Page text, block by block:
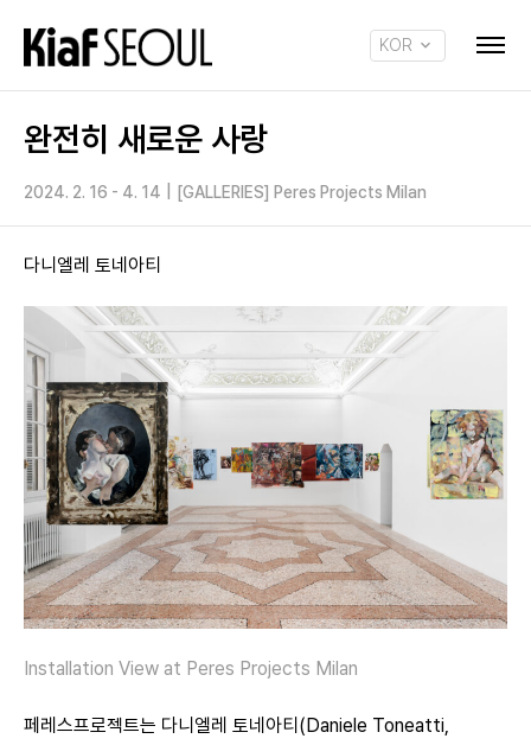
KOR
완전히 새로운 사랑
2024. 2. 16 - 4. 14 [GALLERIES] Peres Projects Milan
다니엘레 토네아티
Installation View at Peres Projects Milan
페레스프로젝트는 다니엘레 토네아티(Daniele Toneatti,